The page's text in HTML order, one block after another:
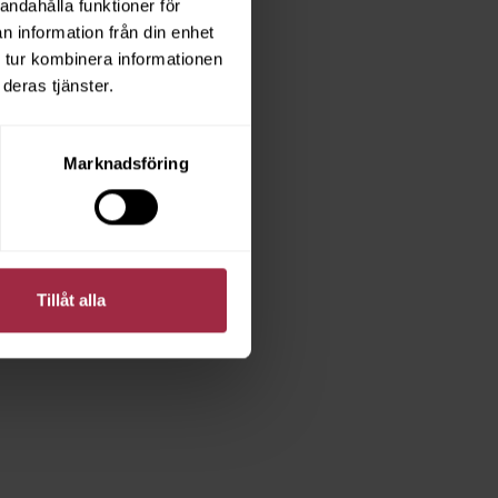
funktioner för
information från din enhet
kombinera informationen
tjänster.
Marknadsföring
Tillåt alla